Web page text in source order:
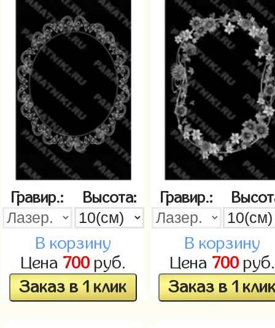
Гравир.: Высота:
В корзину
Цена 700руб.
Заказ в 1 клик
Гравир.:
В корзину
Цена 700руб.
Заказ в 1